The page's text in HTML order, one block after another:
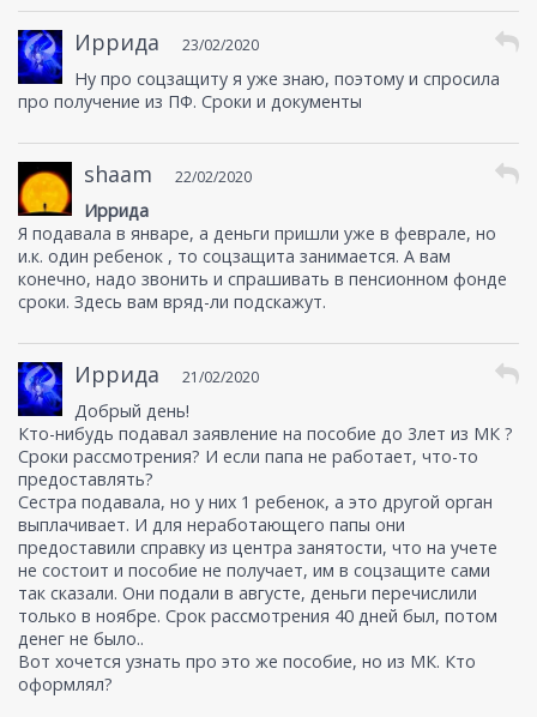
Иррида 23/02/2020
Ну про соцзащиту я уже знаю, поэтому и спросила
про получение из ПФ. Сроки и документы
shaam 22/02/2020
Иррида
Я подавала в январе, а деньги пришли уже в феврале, но
и.к. один ребенок , то соцзащита занимается. А вам
конечно, надо звонить и спрашивать в пенсионном фонде
сроки. Здесь вам вряд-ли подскажут.
Иррида 21/02/2020
Добрый день!
Кто-нибудь подавал заявление на пособие до 3лет из МК ?
Сроки рассмотрения? И если папа не работает, что-то
предоставлять?
Сестра подавала, но у них 1 ребенок, а это другой орган
выплачивает. И для неработающего папы они
предоставили справку из центра занятости, что на учете
не состоит и пособие не получает, им в соцзащите сами
так сказали. Они подали в августе, деньги перечислили
только в ноябре. Срок рассмотрения 40 дней был, потом
денег не было..
Вот хочется узнать про это же пособие, но из МК. Кто
оформлял?